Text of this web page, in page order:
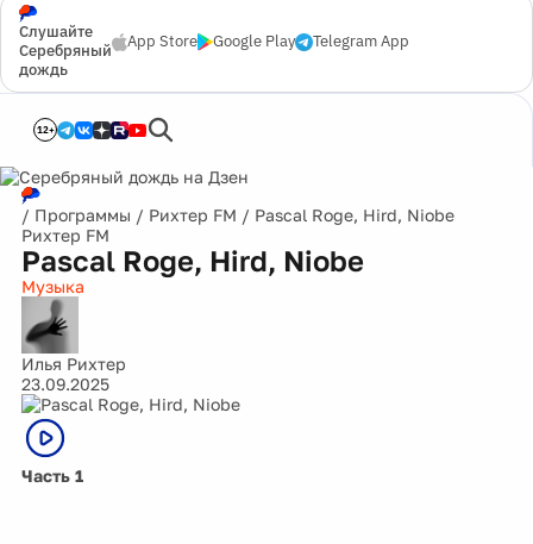
Слушайте
Серебряный
дождь
App Store Google Play Telegram App
12+
/ Программы / Рихтер FM / Pascal Roge, Hird, Niobe
Рихтер FM
Pascal Roge, Hird, Niobe
Музыка
Илья Рихтер
23.09.2025
Часть 1